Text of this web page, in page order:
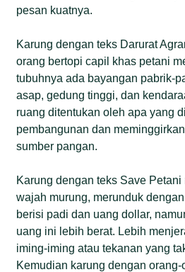
pesan kuatnya.
Karung dengan teks Darurat
orang bertopi capil khas petani
tubuhnya ada bayangan pabrik-
asap, gedung tinggi, dan
ruang ditentukan oleh apa yang
pembangunan dan
sumber pangan.
Karung dengan teks Save
wajah murung, merunduk
berisi padi dan uang dollar,
uang ini lebih berat. Lebih
iming-iming atau tekanan yang
Kemudian karung dengan